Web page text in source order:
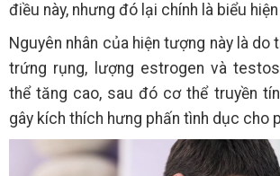
điều này, nhưng đó lại chính là biểu
Nguyên nhân của hiện tượng này là do
trứng rụng, lượng estrogen và
thể tăng cao, sau đó cơ thể truyền
gây kích thích hưng phấn tình dục cho